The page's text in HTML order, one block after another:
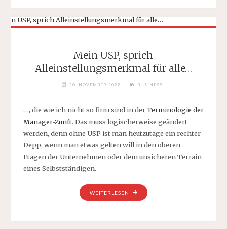
DIE
KÜNSTLICHE
INTELLIGENZ
Mein USP, sprich
Alleinstellungsmerkmal für alle…
20. NOVEMBER 2022 BUSINESS
…, die wie ich nicht so firm sind in derTerminologie der
Manager-Zunft. Das muss logischerweise geändert
werden, denn ohne USP ist man heutzutage ein rechter
Depp, wenn man etwas gelten will in den oberen
Etagen der Unternehmen oder dem unsicheren Terrain
eines Selbstständigen.
WEITERLESEN
„MEIN
USP,
ALLEINSTELLUNGSMERKMAL